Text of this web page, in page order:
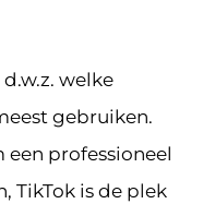
welke
gebruiken.
een professioneel
TikTok is de plek